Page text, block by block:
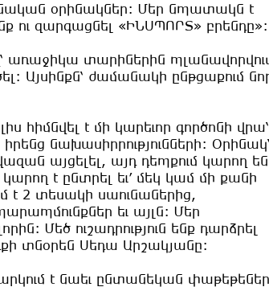
օրինակներ: Մեր նպատակն է
ու զարգացնել «ԻՆՍՊՈՐՏ» բրենդը»:
առաջիկա տարիներին
Այսինքն՝ ժամանակի ընթցաքում
հիմնվել է մի կարեւոր գործոնի վրա՝
նախասիրրությունների:
այցելել, այդ դեպքում կարող են
է ընտրել եւ՛ մեկ կամ մի քանի
է 2 տեսակի սաունաներից,
եւ այլն: Մեր
Մեծ ուշադրություն ենք դարձրել
տնօրեն Սեդա Արշակյանը:
է նաեւ ընտանեկան